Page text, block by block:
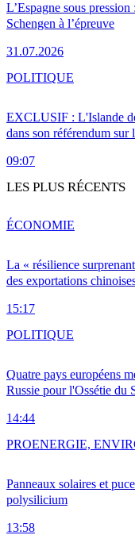
L’Espagne sous
Schengen à l’épreuve
31.07.2026
EXCLUSIF : L'Islande
dans son référendum sur
09:07
POLITIQUE
LES PLUS RÉCENTS
La « résilience
des exportations
15:17
ÉCONOMIE
Quatre pays européens
Russie pour l'Ossétie du
14:44
POLITIQUE
Panneaux solaires et
polysilicium
13:58
PROENERGIE,